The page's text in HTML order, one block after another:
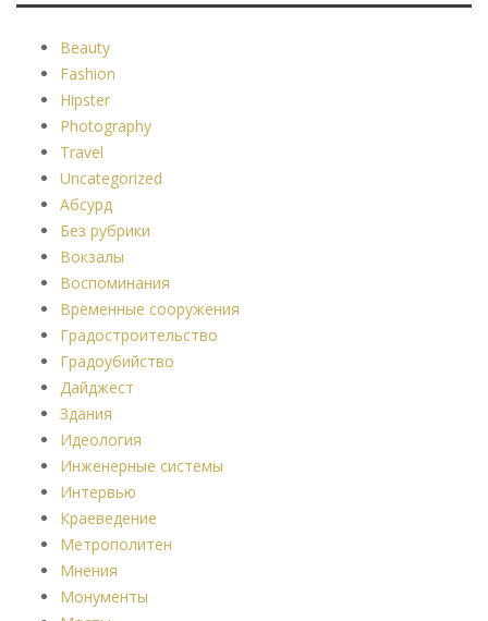
Beauty
Fashion
Hipster
Photography
Travel
Uncategorized
Абсурд
Без рубрики
Вокзалы
Воспоминания
Временные сооружения
Градостроительство
Градоубийство
Дайджест
Здания
Идеология
Инженерные системы
Интервью
Краеведение
Метрополитен
Мнения
Монументы